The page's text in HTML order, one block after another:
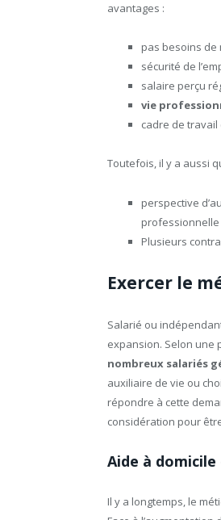
avantages :
pas besoins de
sécurité de
salaire perçu
vie
cadre de travail
Toutefois, il y a aussi
perspective
professionnelle
Plusieurs
Exercer le
Salarié ou
expansion. Selon une
nombreux salariés
auxiliaire de vie ou
répondre à cette
considération pour
Aide à
Il y a longtemps, le